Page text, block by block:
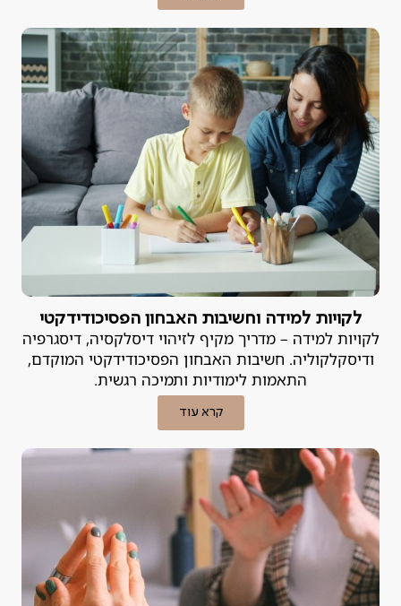
לקויות למידה וחשיבות האבחון הפסיכודידקטי
לקויות למידה – מדריך מקיף לזיהוי דיסלקסיה, דיסגרפיה
ודיסקלקוליה. חשיבות האבחון הפסיכודידקטי המוקדם,
התאמות לימודיות ותמיכה רגשית.
קרא עוד